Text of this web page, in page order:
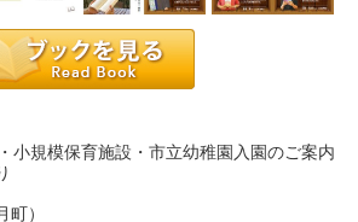
小規模保育施設・市立幼稚園入園のご案内
）